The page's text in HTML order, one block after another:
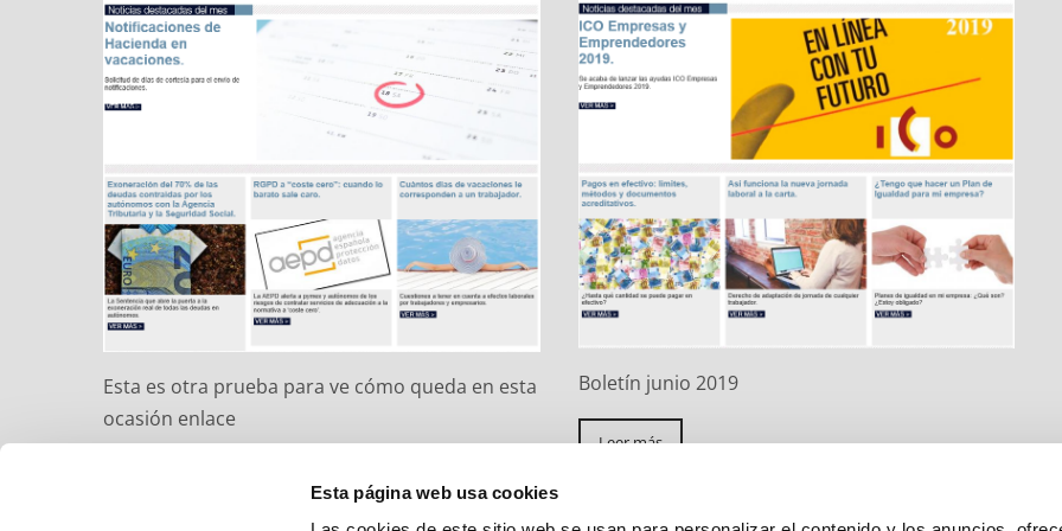
Esta página web usa cookies
Esta es otra prueba para ve cómo queda en esta
ocasión enlace
Boletín junio 2019
Leer más